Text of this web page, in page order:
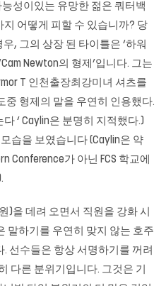
성이있는 유망한 젊은 쿼터백
어떻게 피할 수 있습니까? 당
, 그의 상장 된 타이틀은 ‘하워
Newton의 형제’입니다. 그는
T 인천출장최강미녀 셔츠를
중 형제의 말을 우연히 인용했다.
‘ Caylin은 분명히 지적했다.)
습을 보였습니다 (Caylin은 약
Conference가 아닌 FCS 학교에
)을 데려 오면서 직원을 강화 시
말하기를 우연히 맞지 않는 호주
선수들은 항상 서명하기를 꺼려
다른 분위기입니다. 그것은 기